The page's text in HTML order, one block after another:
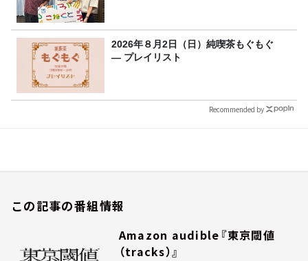
2026年８月2日（日）純喫茶もぐもぐ
― プレイリスト
Recommended by
この記事の番組情報
Amazon audible『東京閾値
（tracks）』